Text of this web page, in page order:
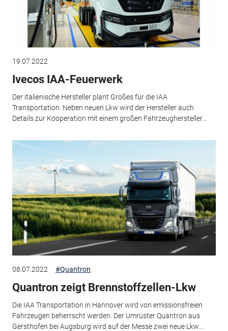
19.07.2022
Ivecos IAA-Feuerwerk
Der italienische Hersteller plant Großes für die IAA
Transportation. Neben neuen Lkw wird der Hersteller auch
Details zur Kooperation mit einem großen Fahrzeughersteller...
08.07.2022 #Quantron
Quantron zeigt Brennstoffzellen-Lkw
Die IAA Transportation in Hannover wird von emissionsfreien
Fahrzeugen beherrscht werden. Der Umrüster Quantron aus
Gersthofen bei Augsburg wird auf der Messe zwei neue Lkw...